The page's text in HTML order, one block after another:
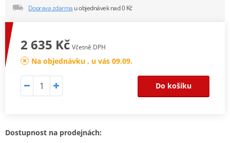
Doprava zdarma u objednávek nad 0 Kč
2 635 Kč Včetně DPH
Na objednávku , u vás 09.09.
Do košíku
Dostupnost na prodejnách: